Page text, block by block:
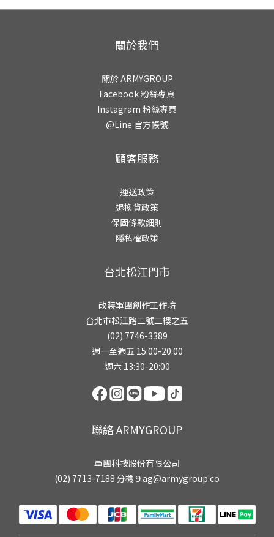
關於我們
關於 ARMYGROUP
Facebook 粉絲專頁
Instagram 粉絲專頁
@Line 官方帳號
顧客服務
運送政策
退換貨政策
保固條款細則
隱私權政策
台北松江門市
改裝軍團創作工作坊
台北市松江路二號二樓之五
(02) 7746-3389
週一至週五 15:00-20:00
週六 13:30-20:00
聯絡 ARMYGROUP
軍團科技股份有限公司
(02) 7713-7188 分機９ag@armygroup.co